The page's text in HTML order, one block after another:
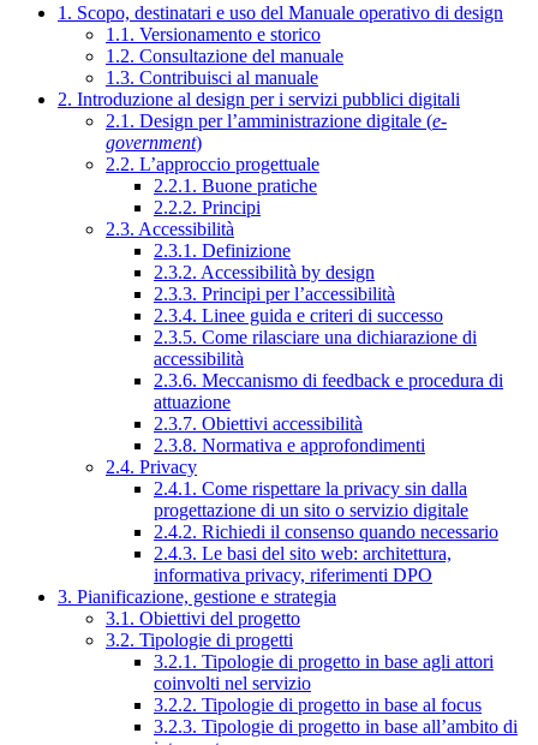
1. Scopo, destinatari e uso del Manuale operativo di design
1.1. Versionamento e storico
1.2. Consultazione del manuale
1.3. Contribuisci al manuale
2. Introduzione al design per i servizi pubblici digitali
2.1. Design per l’amministrazione digitale (e-
government)
2.2. L’approccio progettuale
2.2.1. Buone pratiche
2.2.2. Principi
2.3. Accessibilità
2.3.1. Definizione
2.3.2. Accessibilità by design
2.3.3. Principi per l’accessibilità
2.3.4. Linee guida e criteri di successo
2.3.5. Come rilasciare una dichiarazione di
accessibilità
2.3.6. Meccanismo di feedback e procedura di
attuazione
2.3.7. Obiettivi accessibilità
2.3.8. Normativa e approfondimenti
2.4. Privacy
2.4.1. Come rispettare la privacy sin dalla
progettazione di un sito o servizio digitale
2.4.2. Richiedi il consenso quando necessario
2.4.3. Le basi del sito web: architettura,
informativa privacy, riferimenti DPO
3. Pianificazione, gestione e strategia
3.1. Obiettivi del progetto
3.2. Tipologie di progetti
3.2.1. Tipologie di progetto in base agli attori
coinvolti nel servizio
3.2.2. Tipologie di progetto in base al focus
3.2.3. Tipologie di progetto in base all’ambito di